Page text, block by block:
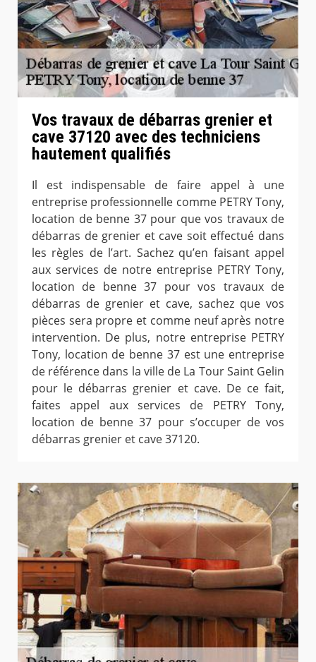
Vos travaux de débarras grenier et
cave 37120 avec des techniciens
hautement qualifiés
Il est indispensable de faire appel à une
entreprise professionnelle comme PETRY Tony,
location de benne 37 pour que vos travaux de
débarras de grenier et cave soit effectué dans
les règles de l’art. Sachez qu’en faisant appel
aux services de notre entreprise PETRY Tony,
location de benne 37 pour vos travaux de
débarras de grenier et cave, sachez que vos
pièces sera propre et comme neuf après notre
intervention. De plus, notre entreprise PETRY
Tony, location de benne 37 est une entreprise
de référence dans la ville de La Tour Saint Gelin
pour le débarras grenier et cave. De ce fait,
faites appel aux services de PETRY Tony,
location de benne 37 pour s’occuper de vos
débarras grenier et cave 37120.